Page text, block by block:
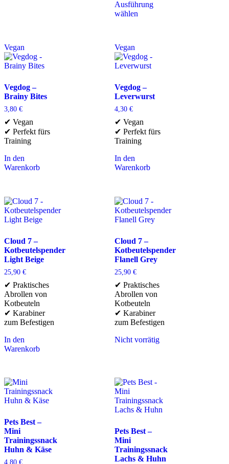
Ausführung
wählen
Vegan
Vegdog –
Brainy Bites
3,80 €
✔ Vegan
✔ Perfekt fürs
Training
In den
Warenkorb
Vegan
Vegdog –
Leverwurst
4,30 €
✔ Vegan
✔ Perfekt fürs
Training
In den
Warenkorb
Cloud 7 –
Kotbeutelspender
Light Beige
25,90 €
✔ Praktisches
Abrollen von
Kotbeuteln
✔ Karabiner
zum Befestigen
In den
Warenkorb
Cloud 7 –
Kotbeutelspender
Flanell Grey
25,90 €
✔ Praktisches
Abrollen von
Kotbeuteln
✔ Karabiner
zum Befestigen
Nicht vorrätig
Pets Best –
Mini
Trainingssnack
Huhn & Käse
4,80 €
Pets Best –
Mini
Trainingssnack
Lachs & Huhn